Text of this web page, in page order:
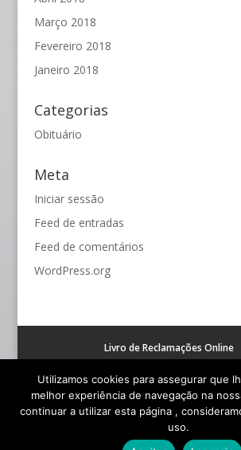
Março 2018
Fevereiro 2018
Janeiro 2018
Categorias
Obituário
Meta
Iniciar sessão
Feed de entradas
Feed de comentários
WordPress.org
Livro de Reclamações Online
© Funerária S. João - Todos os
Utilizamos cookies para assegurar que
melhor experiência de navegação na
continuar a utilizar esta página ,
uso.